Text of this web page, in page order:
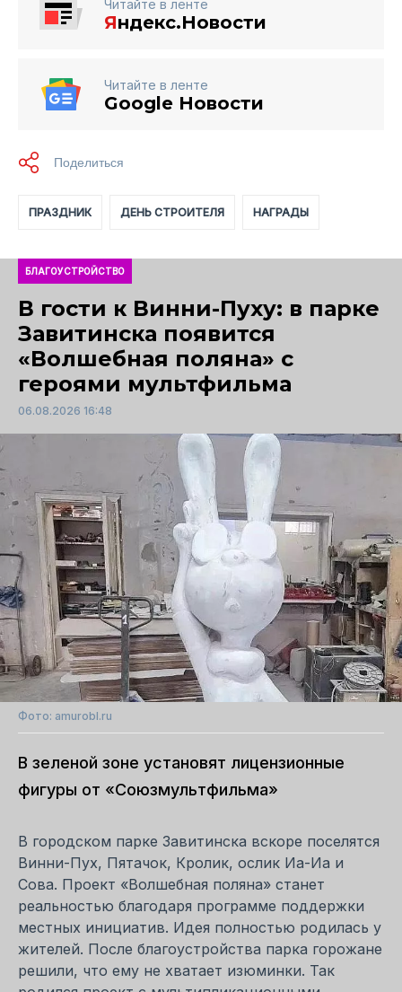
Читайте в ленте
Яндекс.Новости
Читайте в ленте
Google Новости
ПРАЗДНИК ДЕНЬ СТРОИТЕЛЯ НАГРАДЫ
БЛАГОУСТРОЙСТВО
В гости к Винни-Пуху: в парке
Завитинска появится
«Волшебная поляна» с
героями мультфильма
06.08.2026 16:48
Фото: amurobl.ru
В зеленой зоне установят лицензионные
фигуры от «Союзмультфильма»
В городском парке Завитинска вскоре поселятся
Винни-Пух, Пятачок, Кролик, ослик Иа-Иа и
Сова. Проект «Волшебная поляна» станет
реальностью благодаря программе поддержки
местных инициатив. Идея полностью родилась у
жителей. После благоустройства парка горожане
решили, что ему не хватает изюминки. Так